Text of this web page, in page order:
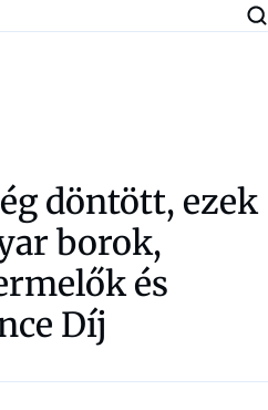
döntött, ezek
borok,
és
Díj